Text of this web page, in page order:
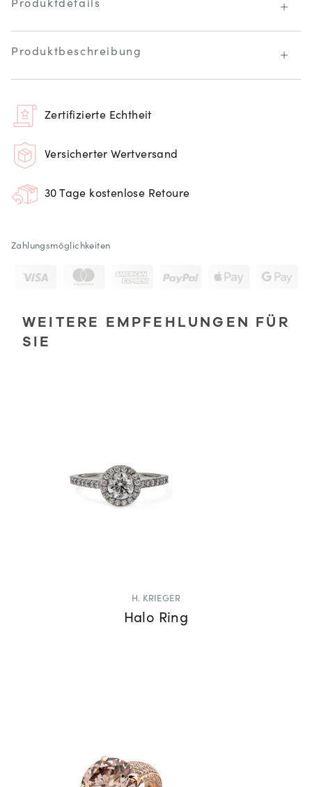
Produktdetails
Produktbeschreibung
Zertifizierte Echtheit
Versicherter Wertversand
30 Tage kostenlose Retoure
Zahlungsmöglichkeiten
WEITERE EMPFEHLUNGEN FÜR
SIE
H. KRIEGER
Halo Ring